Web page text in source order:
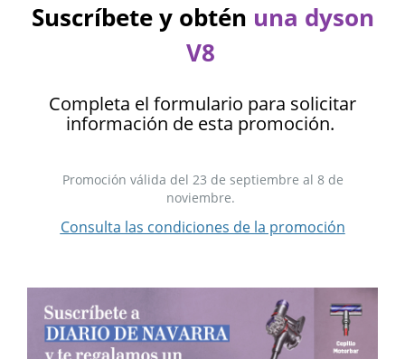
Suscríbete y obtén una dyson
V8
Completa el formulario para solicitar
información de esta promoción.
Promoción válida del 23 de septiembre al 8 de
noviembre.
Consulta las condiciones de la promoción